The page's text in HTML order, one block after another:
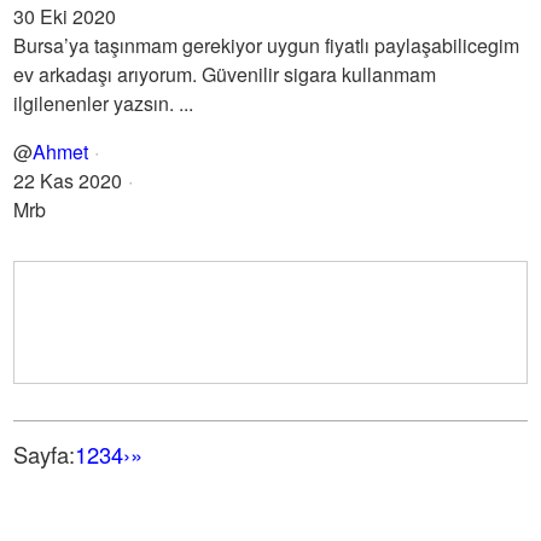
30 Eki 2020
Bursa’ya taşınmam gerekiyor uygun fiyatlı paylaşabilicegim
ev arkadaşı arıyorum. Güvenilir sigara kullanmam
ilgilenenler yazsın. ...
@Ahmet
22 Kas 2020
Mrb
Sayfa:1234›»